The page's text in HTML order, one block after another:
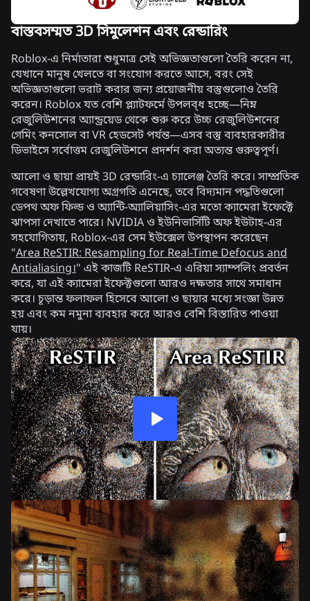
বাস্তবসম্মত 3D সিমুলেশন এবং রেন্ডারিং
Roblox-এ নির্মাতারা শুধুমাত্র সেই অভিজ্ঞতাগুলো তৈরি করেন না,
যেখানে মানুষ খেলতে বা সংযোগ করতে আসে, বরং সেই
অভিজ্ঞতাগুলো ভরাট করার জন্য প্রয়োজনীয় বস্তুগুলোও তৈরি
করেন। Roblox যত বেশি প্ল্যাটফর্মে উপলব্ধ হচ্ছে—নিম্ন
রেজুলিউশনের অ্যান্ড্রয়েড থেকে শুরু করে উচ্চ রেজুলিউশনের
গেমিং কনসোল বা VR হেডসেট পর্যন্ত—এসব বস্তু ব্যবহারকারীর
ডিভাইসে সর্বোত্তম রেজুলিউশনে প্রদর্শন করা অত্যন্ত গুরুত্বপূর্ণ।
আলো ও ছায়া প্রায়ই 3D রেন্ডারিং-এ চ্যালেঞ্জ তৈরি করে। সাম্প্রতিক
গবেষণা উল্লেখযোগ্য অগ্রগতি এনেছে, তবে বিদ্যমান পদ্ধতিগুলো
ডেপথ অফ ফিল্ড ও অ্যান্টি-অ্যালিয়াসিং-এর মতো ক্যামেরা ইফেক্টে
ঝাপসা দেখাতে পারে। NVIDIA ও ইউনিভার্সিটি অফ ইউটাহ-এর
সহযোগিতায়, Roblox-এর সেম ইউক্সেল উপস্থাপন করেছেন
"Area ReSTIR: Resampling for Real-Time Defocus and
Antialiasing।" এই কাজটি ReSTIR-এ এরিয়া স্যাম্পলিং প্রবর্তন
করে, যা এই ক্যামেরা ইফেক্টগুলো আরও দক্ষতার সাথে সমাধান
করে। চূড়ান্ত ফলাফল হিসেবে আলো ও ছায়ার মধ্যে সংজ্ঞা উন্নত
হয় এবং কম নমুনা ব্যবহার করে আরও বেশি বিস্তারিত পাওয়া
যায়।